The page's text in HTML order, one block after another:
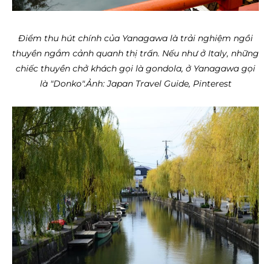
Điểm thu hút chính của Yanagawa là trải nghiệm ngồi
thuyền ngắm cảnh quanh thị trấn. Nếu như ở Italy, những
chiếc thuyền chở khách gọi là gondola, ở Yanagawa gọi
là "Donko".Ảnh: Japan Travel Guide, Pinterest